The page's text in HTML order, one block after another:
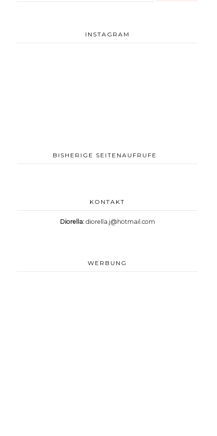
INSTAGRAM
BISHERIGE SEITENAUFRUFE
KONTAKT
Diorella: diorella.j@hotmail.com
WERBUNG